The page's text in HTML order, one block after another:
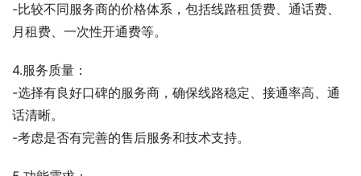
-比较不同服务商的价格体系，包括线路租赁费、通话费、
月租费、一次性开通费等。
4.服务质量：
-选择有良好口碑的服务商，确保线路稳定、接通率高、通
话清晰。
-考虑是否有完善的售后服务和技术支持。